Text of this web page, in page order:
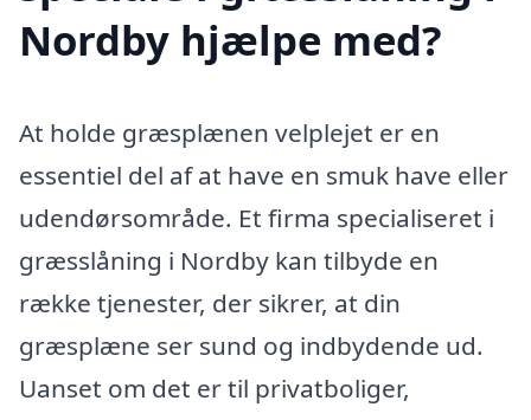
Nordby hjælpe med?
At holde græsplænen velplejet er en
essentiel del af at have en smuk have eller
udendørsområde. Et firma specialiseret i
græsslåning i Nordby kan tilbyde en
række tjenester, der sikrer, at din
græsplæne ser sund og indbydende ud.
Uanset om det er til privatboliger,